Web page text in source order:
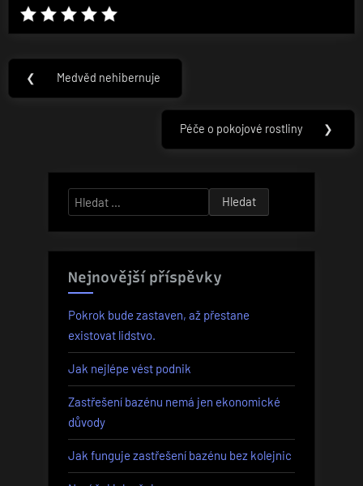
Navigace
pro
❮
Previous
Medvěd nehibernuje
Next
Péče o pokojové rostliny ❯
Vyhledávání
Nejnovější příspěvky
Pokrok bude zastaven, až přestane
existovat lidstvo.
Jak nejlépe vést podnik
Zastřešení bazénu nemá jen ekonomické
důvody
Jak funguje zastřešení bazénu bez kolejnic